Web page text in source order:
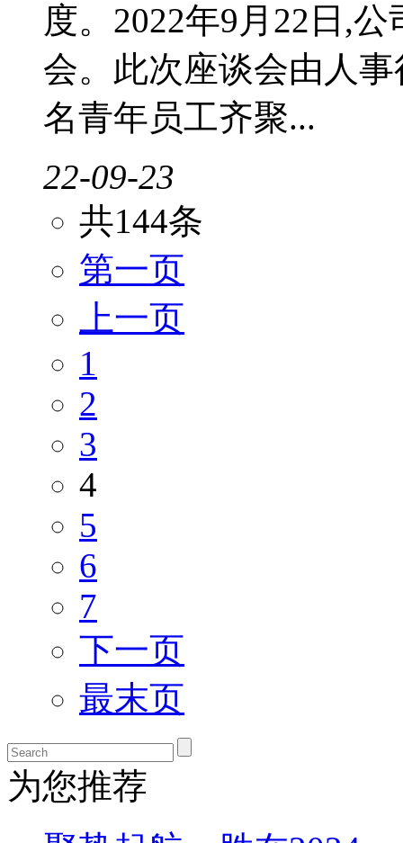
度。2022年9月22日,
会。此次座谈会由人
名青年员工齐聚...
22-09-23
共144条
第一页
上一页
1
2
3
4
5
6
7
下一页
最末页
为您推荐